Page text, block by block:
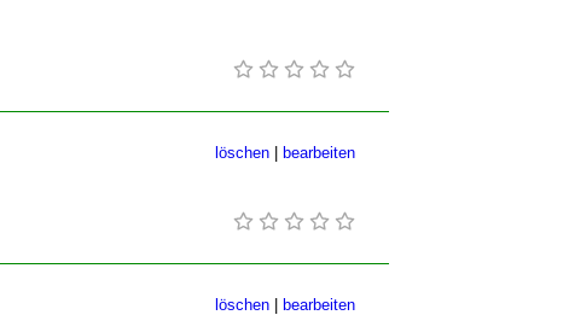
bearbeiten
löschen
bearbeiten
löschen